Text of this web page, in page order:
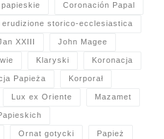
Coronación Papal
erudizione storico-ecclesiastica
XXIII John Magee
Klaryski Koronacja
Papieża Korporał
Lux ex Oriente Mazamet
Ornat gotycki Papież